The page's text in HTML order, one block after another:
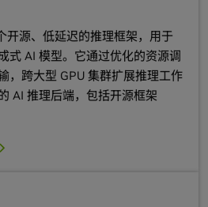
开源、低延迟的推理框架，用于
式 AI 模型。它通过优化的资源调
，跨大型 GPU 集群扩展推理工作
AI 推理后端，包括开源框架